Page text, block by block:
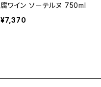
腐ワイン ソーテルヌ 750ml
¥7,370